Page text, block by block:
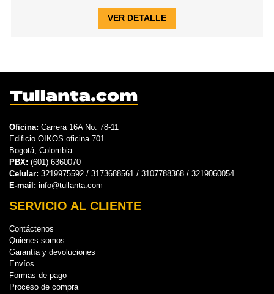
VER DETALLE
Oficina: Carrera 16A No. 78-11
Edificio OIKOS oficina 701
Bogotá, Colombia.
PBX: (601) 6360070
Celular: 3219975592 / 3173688561 / 3107788368 / 3219060054
E-mail: info@tullanta.com
SERVICIO AL CLIENTE
Contáctenos
Quienes somos
Garantía y devoluciones
Envíos
Formas de pago
Proceso de compra